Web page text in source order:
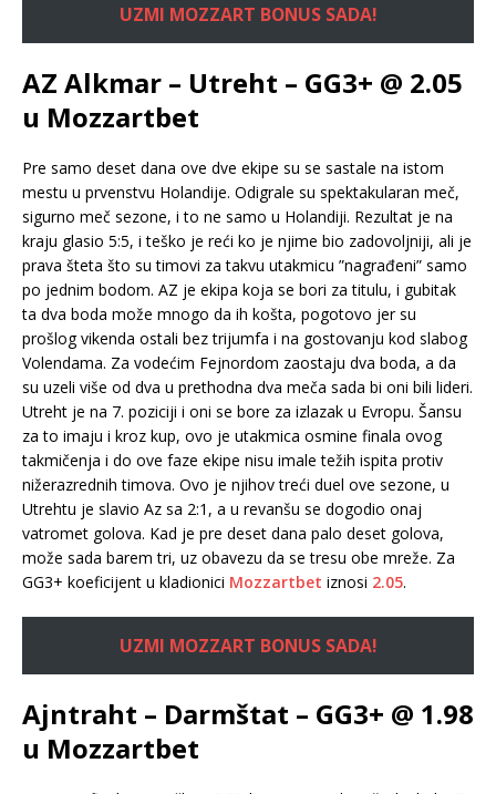
UZMI MOZZART BONUS SADA!
AZ Alkmar – Utreht – GG3+ @ 2.05
u Mozzartbet
Pre samo deset dana ove dve ekipe su se sastale na istom
mestu u prvenstvu Holandije. Odigrale su spektakularan meč,
sigurno meč sezone, i to ne samo u Holandiji. Rezultat je na
kraju glasio 5:5, i teško je reći ko je njime bio zadovoljniji, ali je
prava šteta što su timovi za takvu utakmicu ”nagrađeni” samo
po jednim bodom. AZ je ekipa koja se bori za titulu, i gubitak
ta dva boda može mnogo da ih košta, pogotovo jer su
prošlog vikenda ostali bez trijumfa i na gostovanju kod slabog
Volendama. Za vodećim Fejnordom zaostaju dva boda, a da
su uzeli više od dva u prethodna dva meča sada bi oni bili lideri.
Utreht je na 7. poziciji i oni se bore za izlazak u Evropu. Šansu
za to imaju i kroz kup, ovo je utakmica osmine finala ovog
takmičenja i do ove faze ekipe nisu imale težih ispita protiv
nižerazrednih timova. Ovo je njihov treći duel ove sezone, u
Utrehtu je slavio Az sa 2:1, a u revanšu se dogodio onaj
vatromet golova. Kad je pre deset dana palo deset golova,
može sada barem tri, uz obavezu da se tresu obe mreže. Za
GG3+ koeficijent u kladionici Mozzartbet iznosi 2.05.
UZMI MOZZART BONUS SADA!
Ajntraht – Darmštat – GG3+ @ 1.98
u Mozzartbet